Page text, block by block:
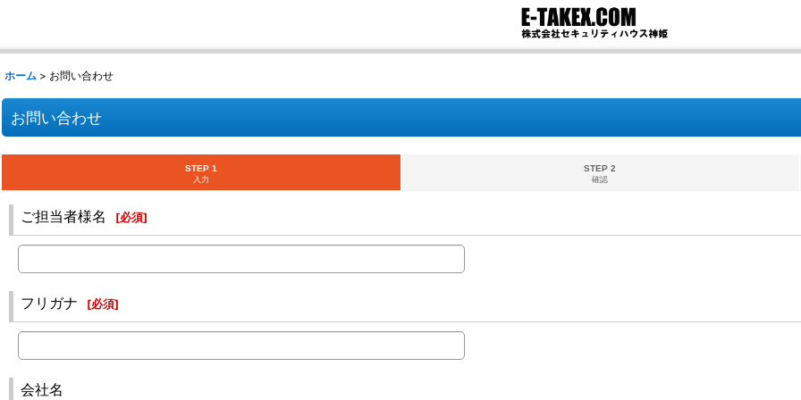
ホーム > お問い合わせ
お問い合わせ
STEP 1
入力
STEP 2
確認
ご担当者様名 [必須]
フリガナ [必須]
会社名